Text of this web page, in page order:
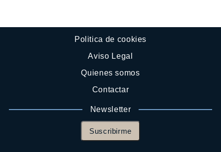
Politica de cookies
Aviso Legal
Quienes somos
Contactar
Newsletter
Suscribirme